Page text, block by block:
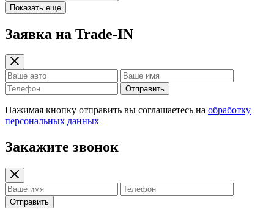
Показать еще
Заявка на Trade-IN
Отправить
Нажимая кнопку отправить вы соглашаетесь на обработку
персональных данных
Закажите звонок
Отправить